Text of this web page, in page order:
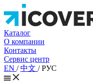
Каталог
О компании
Контакты
Сервис центр
EN /中文 /РУС